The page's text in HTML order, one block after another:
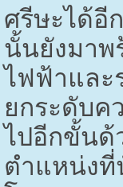
ศรีษะได้อี
นั้นยังมาพ
ไฟฟ้าและ
ยกระดับค
ไปอีกขั้นด้
ตำแหน่งที่